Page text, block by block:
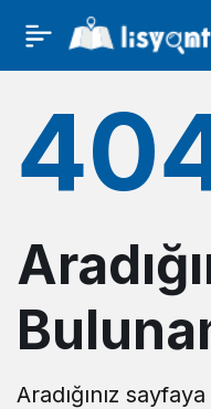
Aradığınız